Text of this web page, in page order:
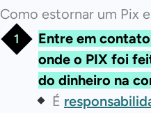
Como estornar um Pix
Entre em
onde o PIX foi
do dinheiro na
É